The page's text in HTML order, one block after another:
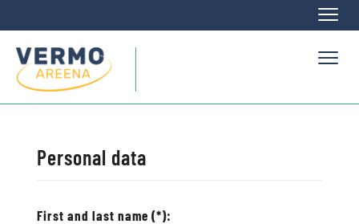
Personal data
First and last name (*):